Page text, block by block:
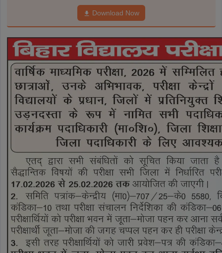
Download Now